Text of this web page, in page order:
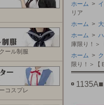
ホーム >
リア
ホーム >
ホーム >
庫限り！＞
ホーム >
限り！＞【
ール制服
コスプレ